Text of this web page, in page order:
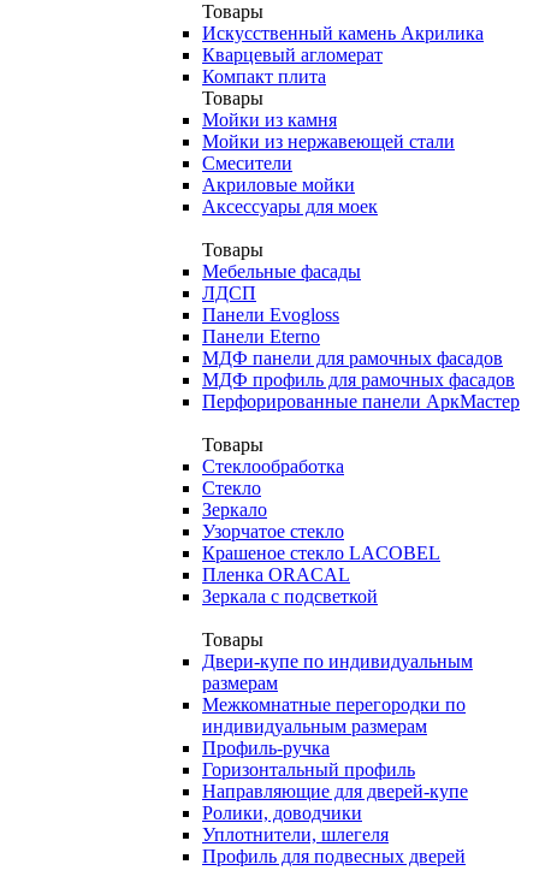
Товары
Искусственный камень Акрилика
Кварцевый агломерат
Компакт плита
Товары
Мойки из камня
Мойки из нержавеющей стали
Смесители
Акриловые мойки
Аксессуары для моек
Товары
Мебельные фасады
ЛДСП
Панели Evogloss
Панели Eterno
МДФ панели для рамочных фасадов
МДФ профиль для рамочных фасадов
Перфорированные панели АркМастер
Товары
Стеклообработка
Стекло
Зеркало
Узорчатое стекло
Крашеное стекло LACOBEL
Пленка ORACAL
Зеркала с подсветкой
Товары
Двери-купе по индивидуальным
размерам
Межкомнатные перегородки по
индивидуальным размерам
Профиль-ручка
Горизонтальный профиль
Направляющие для дверей-купе
Ролики, доводчики
Уплотнители, шлегеля
Профиль для подвесных дверей